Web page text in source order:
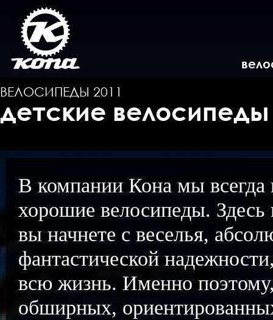
ВЕЛОСИПЕДЫ 2011
детские велосипеды
В компании Кона мы
хорошие велосипеды. Здесь
вы начнете с веселья,
фантастической
всю жизнь. Именно
обширных,